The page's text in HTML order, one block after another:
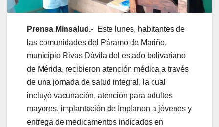
Prensa Minsalud.- Este lunes, habitantes de
las comunidades del Páramo de Mariño,
municipio Rivas Dávila del estado bolivariano
de Mérida, recibieron atención médica a través
de una jornada de salud integral, la cual
incluyó vacunación, atención para adultos
mayores, implantación de Implanon a jóvenes y
entrega de medicamentos indicados en